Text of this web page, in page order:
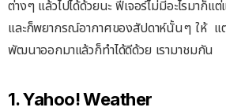
ต่างๆ แล้วไปได้ด้วยนะ ฟีเจอร์ไม่มีอะไรมาก็แ
และก็พยากรณ์อากาศของสัปดาห์นั้นๆ ให้ แ
พัฒนาออกมาแล้วก็ทำได้ดีด้วย เรามาชมกัน
1. Yahoo! Weather